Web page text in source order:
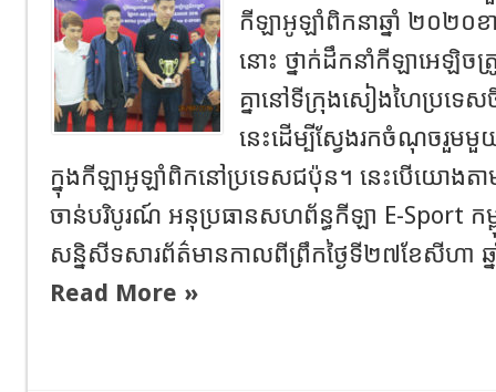
កីឡាអូឡាំពិកនាឆ្នាំ ២០២
នោះ ថ្នាក់ដឹកនាំកីឡាអេឡិច
គ្នានៅទីក្រុងសៀងហៃប្រទេ
នេះដើម្បីស្វែងរកចំណុចរួម
ក្នុងកីឡាអូឡាំពិកនៅប្រទេសជប៉ុន។ នេះបើយោង
ចាន់បរិបូរណ៍ អនុប្រធានសហព័ន្ធកីឡា E-Sport កម្
សន្និសីទសារព័ត៌មានកាលពីព្រឹកថ្ងៃទី២៧ខែសីហា
Read More »